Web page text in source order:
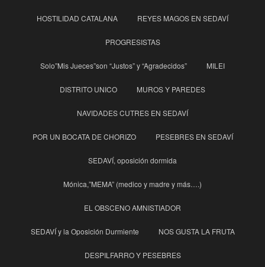
HOSTILIDAD CATALANA REYES MAGOS EN SEDAVÍ
PROGRESISTAS
Solo”Mis Jueces”son “Justos” y “Agradecidos” MILEI
DISTRITO UNICO MUROS Y PAREDES
NAVIDADES CUTRES EN SEDAVÍ
POR UN BOCATA DE CHORIZO PESEBRES EN SEDAVÍ
SEDAVÍ, oposición dormida
Mónica,”MEMA” (medico y madre y más….)
EL OBSCENO AMNISTIADOR
SEDAVÍ y la Oposición Durmiente NOS GUSTA LA FRUTA
DESPILFARRO Y PESEBRES